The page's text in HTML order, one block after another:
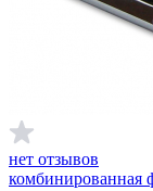
нет отзывов
комбинированная